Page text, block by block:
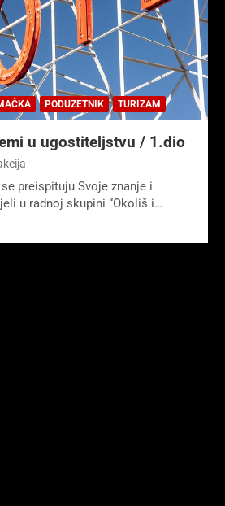
PODUZETNIK TURIZAM
u ugostiteljstvu / 1.dio
preispituju Svoje znanje i
u radnoj skupini “Okoliš i…